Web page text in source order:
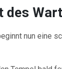
des
nun eine